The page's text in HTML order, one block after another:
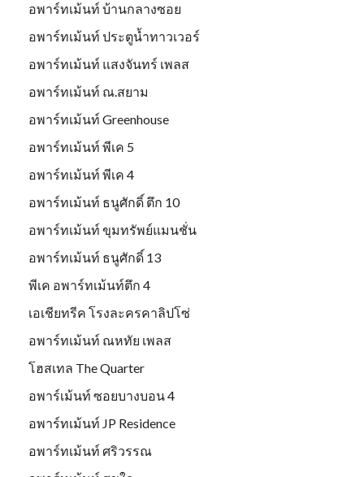
อพาร์ทเม้นท์ บ้านกลางซอย
อพาร์ทเม้นท์ ประตูน้ำทาวเวอร์
อพาร์ทเม้นท์ แสงจันทร์ เพลส
อพาร์ทเม้นท์ ณ.สยาม
อพาร์ทเม้นท์ Greenhouse
อพาร์ทเม้นท์ พีเค 5
อพาร์ทเม้นท์ พีเค 4
อพาร์ทเม้นท์ ธนูศักดิ์ ตึก 10
อพาร์ทเม้นท์ ขุมทรัพย์แมนชั่น
อพาร์ทเม้นท์ ธนูศักดิ์ 13
พีเค อพาร์ทเม้นท์ตึก 4
เอเชียทรีค โรงละครคาลิปโซ่
อพาร์ทเม้นท์ ณหทัย เพลส
โฮสเทล The Quarter
อพาร์เม้นท์ ซอยบางบอน 4
อพาร์ทเม้นท์ JP Residence
อพาร์ทเม้นท์ ศริวรรณ